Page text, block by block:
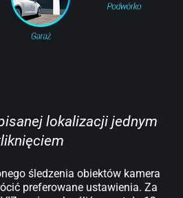
lokalizacji jednym
śledzenia obiektów kamera
preferowane ustawienia. Za